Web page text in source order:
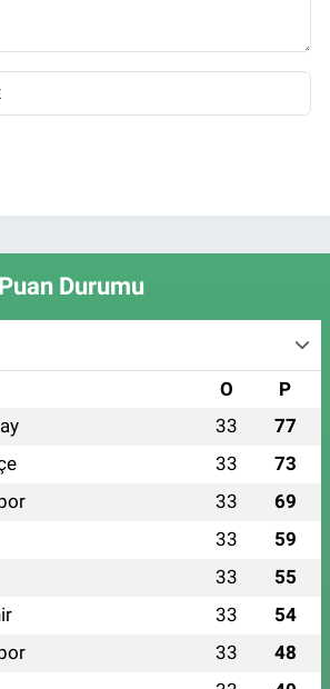
Durumu
O P
33 77
33 73
33 69
33 59
33 55
33 54
33 48